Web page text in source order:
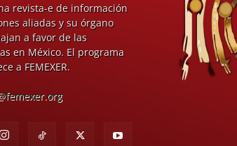
revista-e de información
aliadas y su órgano
a favor de las
en México. El programa
a FEMEXER.